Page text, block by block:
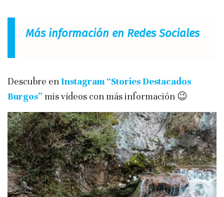
Más información en Redes Sociales
Descubre en Instagram “Stories Destacados
Burgos” mis vídeos con más información 😉